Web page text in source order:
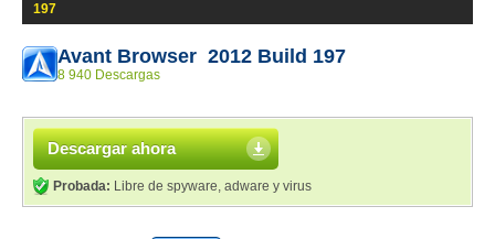
197
Avant Browser 2012 Build 197
8 940 Descargas
Descargar ahora
Probada: Libre de spyware, adware y virus